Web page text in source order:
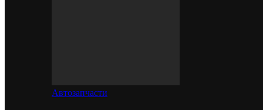
Автозапчасти